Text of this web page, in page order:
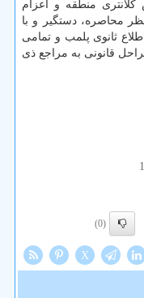
منطقه و اعزام
حفار مورد نظر محاصره، دستگیر و با
ثانوی پلمب و تمامی
قانونی به مراجع ذی
(0)
X